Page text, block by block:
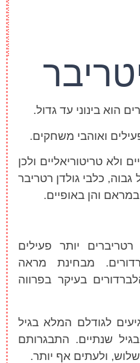
הוא בינוני עד גדול.
ואוהבי משחקים.
ולא טריטוריאליים ולכן
גבוה, כלבי גולדן רטריבר
והן באופיים.
יותר פעילים
מבחינת מראה
בעיקר בפרווה
לגודלם המלא בגיל
שנתיים. התבגרותם
ולעתים אף יותר.